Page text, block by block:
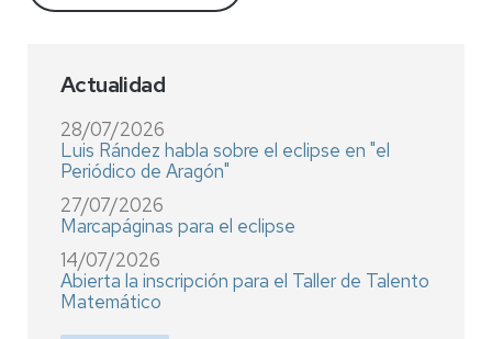
Actualidad
28/07/2026
Luis Rández habla sobre el eclipse en "el
Periódico de Aragón"
27/07/2026
Marcapáginas para el eclipse
14/07/2026
Abierta la inscripción para el Taller de Talento
Matemático